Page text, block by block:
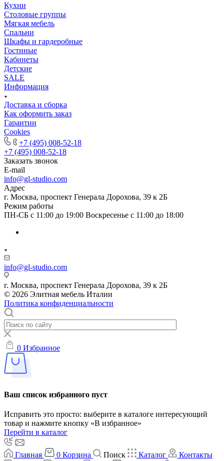
Кухни
Столовые группы
Мягкая мебель
Спальни
Шкафы и гардеробные
Гостиные
Кабинеты
Детские
SALE
Информация
Доставка и сборка
Как оформить заказ
Гapaнтии
Cookies
+7 (495) 008-52-18
+7 (495) 008-52-18
Заказать звонок
E-mail
info@gl-studio.com
Адрес
г. Москва, проспект Генерала Дорохова, 39 к 2Б
Режим работы
ПН-СБ с 11:00 до 19:00 Воскресенье с 11:00 до 18:00
info@gl-studio.com
г. Москва, проспект Генерала Дорохова, 39 к 2Б
© 2026 Элитнaя мeбeль Итaлии
Политика конфиденциальности
0 Избранное
Ваш список избранного пуст
Исправить это просто: выберите в каталоге интересующий
товар и нажмите кнопку «В избранное»
Перейти в каталог
Главная 0 Корзина Поиск Каталог Контакты